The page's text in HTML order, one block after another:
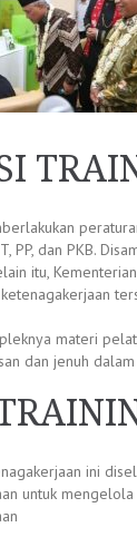
PP, dan PKB.
itu,
materi
dan jenuh
ini
untuk